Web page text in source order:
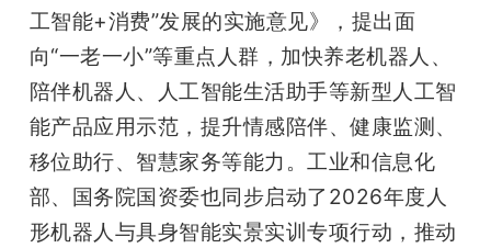
工智能+消费”发展的实施意见》，提出面
向“一老一小”等重点人群，加快养老机器人、
陪伴机器人、人工智能生活助手等新型人工智
能产品应用示范，提升情感陪伴、健康监测、
移位助行、智慧家务等能力。工业和信息化
部、国务院国资委也同步启动了2026年度人
形机器人与具身智能实景实训专项行动，推动